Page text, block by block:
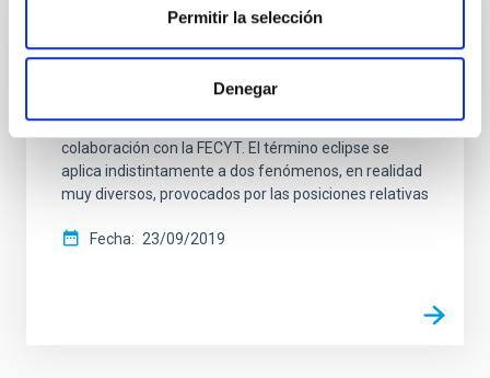
Permitir la selección
Denegar
UNIDADES DIDÁCTICAS
UNIDAD DIDÁCTICA: Eclipses
Unidad Didáctica sobre eclipses editada en
colaboración con la FECYT. El término eclipse se
aplica indistintamente a dos fenómenos, en realidad
muy diversos, provocados por las posiciones relativas
Fecha 23/09/2019